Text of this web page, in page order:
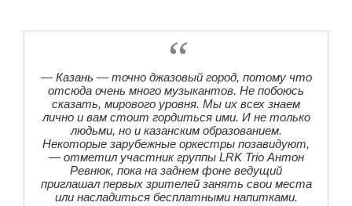
— Казань — точно джазовый город, потому что
отсюда очень много музыкантов. Не побоюсь
сказать, мирового уровня. Мы их всех знаем
лично и вам стоит гордиться ими. И не только
людьми, но и казанским образованием.
Некоторые зарубежные оркестры позавидуют,
— отметил участник группы LRK Trio Антон
Ревнюк, пока на заднем фоне ведущий
приглашал первых зрителей занять свои места
или насладиться бесплатными напитками.